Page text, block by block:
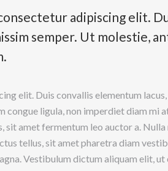
adipiscing elit.
semper. Ut molestie,
elit. Duis convallis elementum
congue ligula, non imperdiet diam
amet fermentum leo auctor a.
tellus, sit amet pharetra diam
Vestibulum dictum aliquam elit, ut